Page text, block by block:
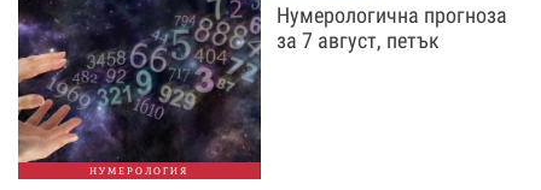
НУМЕРОЛОГИЯ
Нумерологична прогноза
за 7 август, петък